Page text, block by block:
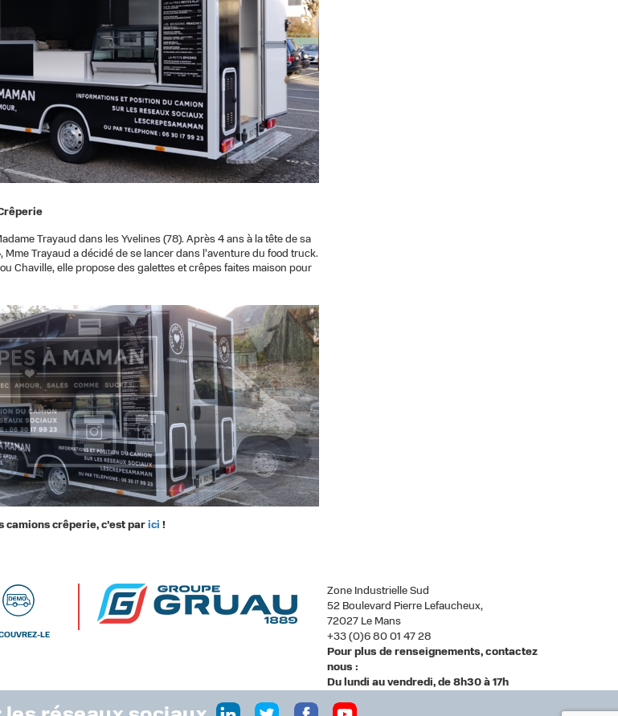
Trayaud dans les Yvelines (78). Après 4 ans à la tête de sa
, Mme Trayaud a décidé de se lancer dans l’aventure du food truck.
Chaville, elle propose des galettes et crêpes faites maison pour
camions crêperie, c’est par ici !
LE
Zone Industrielle Sud
52 Boulevard Pierre Lefaucheux,
72027 Le Mans
+33 (0)6 80 01 47 28
Pour plus de renseignements, contactez
nous :
Du lundi au vendredi, de 8h30 à 17h